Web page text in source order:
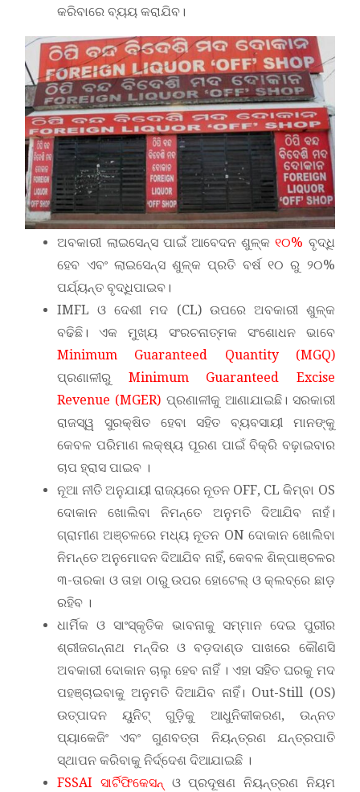
କରିବାରେ ବ୍ୟୟ କରାଯିବ।
ଅବକାରୀ ଲାଇସେନ୍ସ ପାଇଁ ଆବେଦନ ଶୁଳ୍କ୧୦% ବୃଦ୍ଧି
ହେବ ଏବଂ ଲାଇସେନ୍ସ ଶୁଳ୍କ ପ୍ରତି ବର୍ଷ ୧୦ ରୁ ୨୦%
ପର୍ଯ୍ୟନ୍ତ ବୃଦ୍ଧିପାଇବ।
IMFL ଓ ଦେଶୀ ମଦ (CL) ଉପରେ ଅବକାରୀ ଶୁଳ୍କ
ବଢିଛି। ଏକ ମୁଖ୍ୟ ସଂରଚନାତ୍ମକ ସଂଶୋଧନ ଭାବେ
Minimum Guaranteed Quantity (MGQ)
ପ୍ରଣାଳୀରୁ Minimum Guaranteed Excise
Revenue (MGER) ପ୍ରଣାଳୀକୁ ଆଣାଯାଇଛି। ସରକାରୀ
ରାଜସ୍ୱ ସୁରକ୍ଷିତ ହେବା ସହିତ ବ୍ୟବସାୟୀ ମାନଙ୍କୁ
କେବଳ ପରିମାଣ ଲକ୍ଷ୍ୟ ପୂରଣ ପାଇଁ ବିକ୍ରି ବଢ଼ାଇବାର
ଚାପ ହ୍ରାସ ପାଇବ ।
ନୂଆ ନୀତି ଅନୁଯାୟୀ ରାଜ୍ୟରେ ନୂତନ OFF, CL କିମ୍ବା OS
ଦୋକାନ ଖୋଲିବା ନିମନ୍ତେ ଅନୁମତି ଦିଆଯିବ ନାହଁ।
ଗ୍ରାମୀଣ ଅଞ୍ଚଳରେ ମଧ୍ୟ ନୂତନ ON ଦୋକାନ ଖୋଲିବା
ନିମନ୍ତେ ଅନୁମୋଦନ ଦିଆଯିବ ନାହିଁ, କେବଳ ଶିଳ୍ପାଞ୍ଚଳର
୩-ତାରକା ଓ ତାହା ଠାରୁ ଉପର ହୋଟେଲ୍‌ ଓ କ୍ଲବ୍‌ରେ ଛାଡ଼
ରହିବ ।
ଧାର୍ମିକ ଓ ସାଂସ୍କୃତିକ ଭାବନାକୁ ସମ୍ମାନ ଦେଇ ପୁରୀର
ଶ୍ରୀଜଗନ୍ନାଥ ମନ୍ଦିର ଓ ବଡ଼ଦାଣ୍ଡ ପାଖରେ କୌଣସି
ଅବକାରୀ ଦୋକାନ ଚାଲୁ ହେବ ନାହିଁ । ଏହା ସହିତ ଘରକୁ ମଦ
ପହ‌ଞ୍ଚାଇବାକୁ ଅନୁମତି ଦିଆଯିବ ନାହିଁ। Out-Still (OS)
ଉତ୍ପାଦନ ୟୁନିଟ୍ ଗୁଡ଼ିକୁ ଆଧୁନିକୀକରଣ, ଉନ୍ନ‌ତ
ପ୍ୟାକେଜିଂ ଏବଂ ଗୁଣବତ୍ତା ନିୟନ୍ତ୍ରଣ ଯନ୍ତ୍ରପାତି
ସ୍ଥାପନ କରିବାକୁ ନିର୍ଦ୍ଦେଶ ଦିଆଯାଇଛି ।
FSSAI ସାର୍ଟିଫିକେସନ୍ ଓ ପ୍ରଦୂଷଣ ନିୟନ୍ତ୍ରଣ ନିୟମ